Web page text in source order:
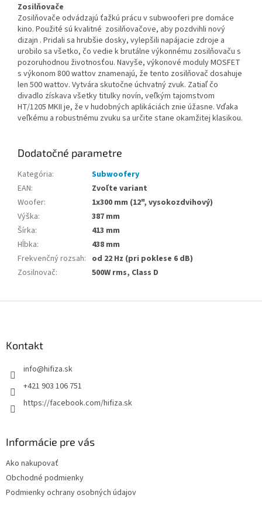
Zosilňovače
Zosilňovače odvádzajú ťažkú ​​prácu v subwooferi pre domáce
kino. Použité sú kvalitné zosilňovačove, aby pozdvihli nový
dizajn . Pridali sa hrubšie dosky, vylepšili napájacie zdroje a
urobilo sa všetko, čo vedie k brutálne výkonnému zosilňovaču s
pozoruhodnou životnosťou. Navyše, výkonové moduly MOSFET
s výkonom 800 wattov znamenajú, že tento zosilňovač dosahuje
len 500 wattov. Vytvára skutočne úchvatný zvuk. Zatiaľ čo
divadlo získava všetky titulky novín, veľkým tajomstvom
HT/1205 MKII je, že v hudobných aplikáciách znie úžasne. Vďaka
veľkému a robustnému zvuku sa určite stane okamžitej klasikou.
Dodatočné parametre
Kategória:
Subwoofery
EAN:
Zvoľte variant
Woofer:
1x300 mm (12", vysokozdvihový)
Výška:
387 mm
Šírka:
413 mm
Hĺbka:
438 mm
Frekvenčný rozsah: od 22 Hz (pri poklese 6 dB)
Zosilnovač: 500W rms, Class D
Kontakt
info@hifiza.sk
+421 903 106 751
https://facebook.com/hifiza.sk
Informácie pre vás
Ako nakupovať
Obchodné podmienky
Podmienky ochrany osobných údajov